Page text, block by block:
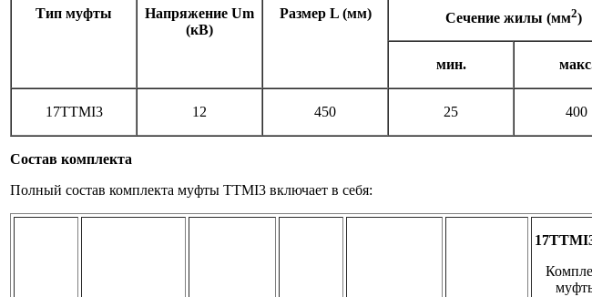
Тип муфты
Напряжение Um
(кВ)
Размер L (мм) Сечение жилы (мм2)
мин.
17TTMI3 12 450 25 400
Состав комплекта
Полный состав комплекта муфты TTMI3 включает в себя: